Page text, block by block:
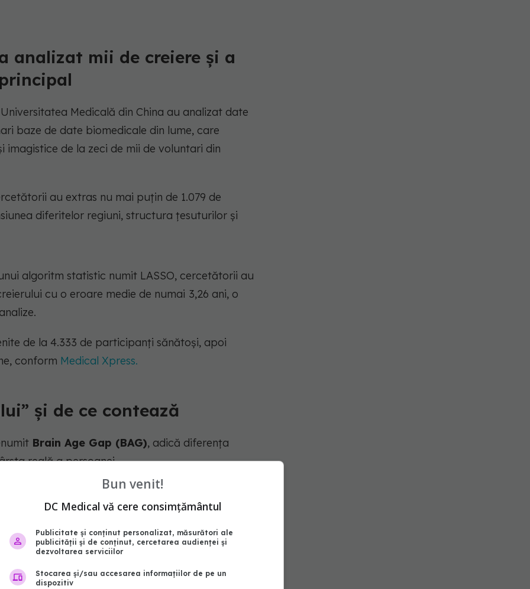
mii de creiere și a
Medicală din China au analizat date
baze de date biomedicale din lume, care
de la zeci de mii de voluntari din
au extras nu mai puțin de 1.079 de
diferitelor regiuni, structura țesuturilor și
algoritm statistic numit LASSO, cercetătorii au
cu o eroare medie de numai 3,26 ani, o
de la 4.333 de participanți sănătoși, apoi
conform Medical Xpress.
și de ce contează
Brain Age Gap (BAG), adică diferența
reală a persoanei.
că, din punct de vedere biologic, creierul
în cercetare deoarece poate identifica din
sau boli neurodegenerative.
Bun venit!
DC Medical vă cere consimțământul
Publicitate și conținut personalizat, măsurători ale
publicității și de conținut, cercetarea audienței și
dezvoltarea serviciilor
Stocarea și/sau accesarea informațiilor de pe un
dispozitiv